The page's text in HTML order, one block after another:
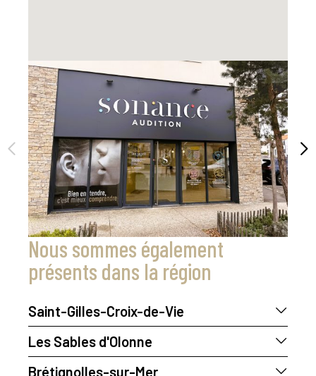
Nous sommes également
présents dans la région
Saint-Gilles-Croix-de-Vie
Sonance Audition
7 rue du Bac
Les Sables d'Olonne
Brétignolles-sur-Mer